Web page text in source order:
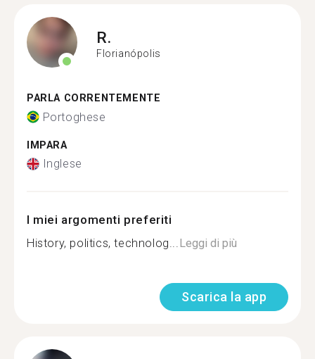
R.
Florianópolis
PARLA CORRENTEMENTE
Portoghese
IMPARA
Inglese
I miei argomenti preferiti
History, politics, technolog...Leggi di più
Scarica la app